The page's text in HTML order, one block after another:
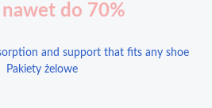
do 70%
Pakiety żelowe